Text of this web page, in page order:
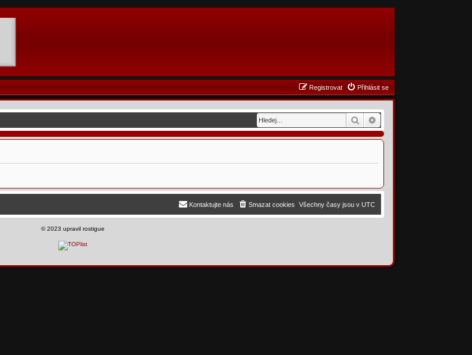
Přihlásit se
Registrovat
Hledat
Všechny časy jsou vUTC
Smazat cookies
Kontaktujte nás
©2023 upravil rostigue